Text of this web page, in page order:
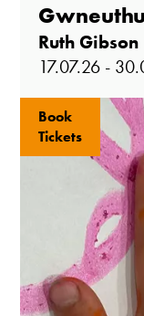
Ruth Gibson
17.07.26 -
Book
Tickets